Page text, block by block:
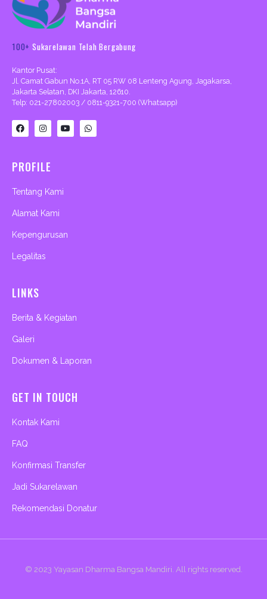
100+ Sukarelawan Telah Bergabung
Kantor Pusat:
Jl. Camat Gabun No.1A, RT 05 RW 08 Lenteng Agung, Jagakarsa,
Jakarta Selatan, DKI Jakarta, 12610.
Telp: 021-27802003 / 0811-9321-700 (Whatsapp)
F
a
c
o
o
I
n
s
g
r
m
Y
o
u
W
h
a
PROFILE
Tentang Kami
Alamat Kami
Kepengurusan
Legalitas
LINKS
Berita & Kegiatan
Galeri
Dokumen & Laporan
GET IN TOUCH
Kontak Kami
FAQ
Konfirmasi Transfer
Jadi Sukarelawan
Rekomendasi Donatur
© 2023 Yayasan Dharma Bangsa Mandiri . All rights reserved.